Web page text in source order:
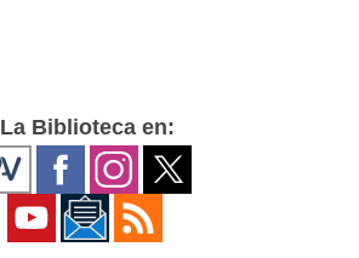
La Biblioteca en: